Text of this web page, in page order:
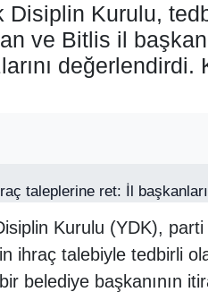
Disiplin Kurulu,
ve Bitlis il
değerlendirdi.
Kurulu (YDK),
ihraç talebiyle tedbirli
belediye başkanının